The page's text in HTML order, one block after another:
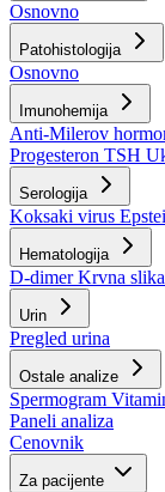
Osnovno
Patohistologija
Osnovno
Imunohemija
Anti-Milerov
Progesteron TSH
Serologija
Koksaki virus
Hematologija
D-dimerKrvna slika
Urin
Pregled urina
Ostale analize
Spermogram
Paneli analiza
Cenovnik
Za pacijente